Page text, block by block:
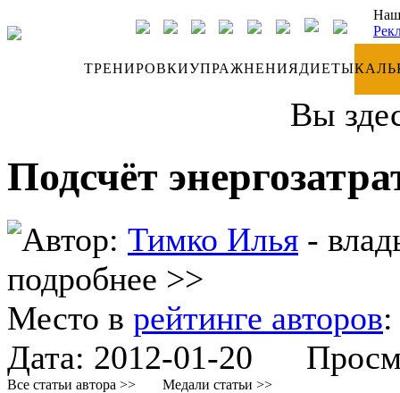
ТРЕНИРОВКИУПРАЖНЕНИЯДИЕТЫ
Вы
Подсчёт
Автор: Тимко Илья -
подробнее >>
Место в рейтинге авторов
Дата: 2012-01-20
Все статьи автора >> Медали статьи >>